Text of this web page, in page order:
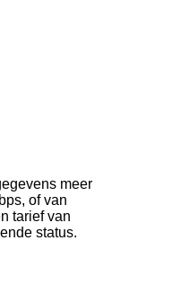
meer
of van
tarief van
status.